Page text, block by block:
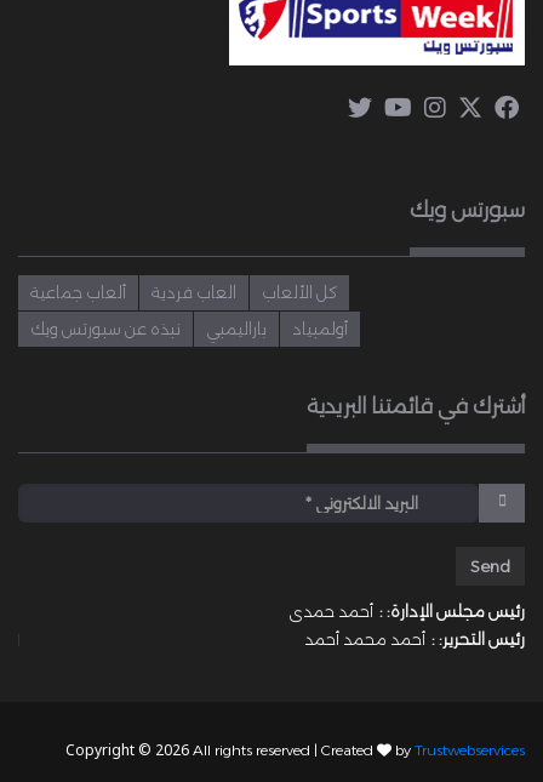
سبورتس ويك
ألعاب جماعية العاب فردية
كل الألعاب
نبذه عن سبورتس ويك
باراليمبي أولمبياد
أشترك في قائمتنا البريدية
رئيس مجلس الإدارة: : أحمد حمدى
رئيس التحرير: : أحمد محمد أحمد
Copyright © 2026 All rights reserved | Created by Trustwebservices